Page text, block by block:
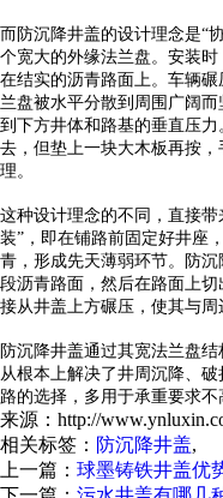
而防沉降井盖的设计理念是“
个宽大的外缘法兰盘。安装
在结实的沥青路面上。车辆
兰盘被水平分散到周围广阔
到下方井体和路基的垂直压
去，但垫上一块大木板再按
理。
这种设计理念的不同，直接
装”，即在铺路前固定好井座
青，形成先天薄弱环节。防
段沥青路面，然后在路面上
接从井盖上方碾压，使其与周
防沉降井盖通过其宽法兰盘
从根本上解决了井周沉降、
路的选择，多用于承重要求不
来源：http://
相关标签： 防沉降井盖,
上一篇： 球墨铸铁井盖优